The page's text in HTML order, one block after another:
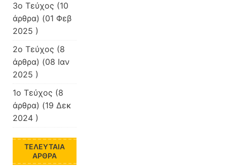
3o Τεύχος (10
άρθρα) (01 Φεβ
2025 )
2ο Τεύχος (8
άρθρα) (08 Ιαν
2025 )
1ο Τεύχος (8
άρθρα) (19 Δεκ
2024 )
ΤΕΛΕΥΤΑΊΑ
ΆΡΘΡΑ